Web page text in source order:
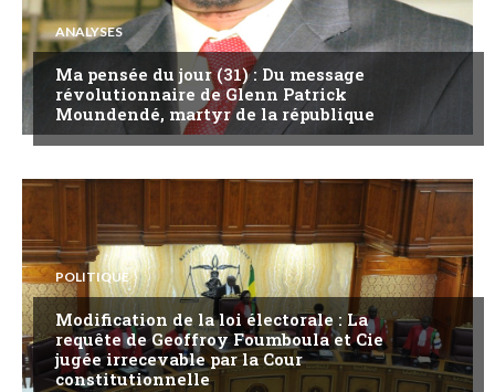
ANALYSES
Ma pensée du jour (31) : Du message
révolutionnaire de Glenn Patrick
Moundendé, martyr de la république
POLITIQUE
Modification de la loi électorale : La
requête de Geoffroy Foumboula et Cie
jugée irrecevable par la Cour
constitutionnelle